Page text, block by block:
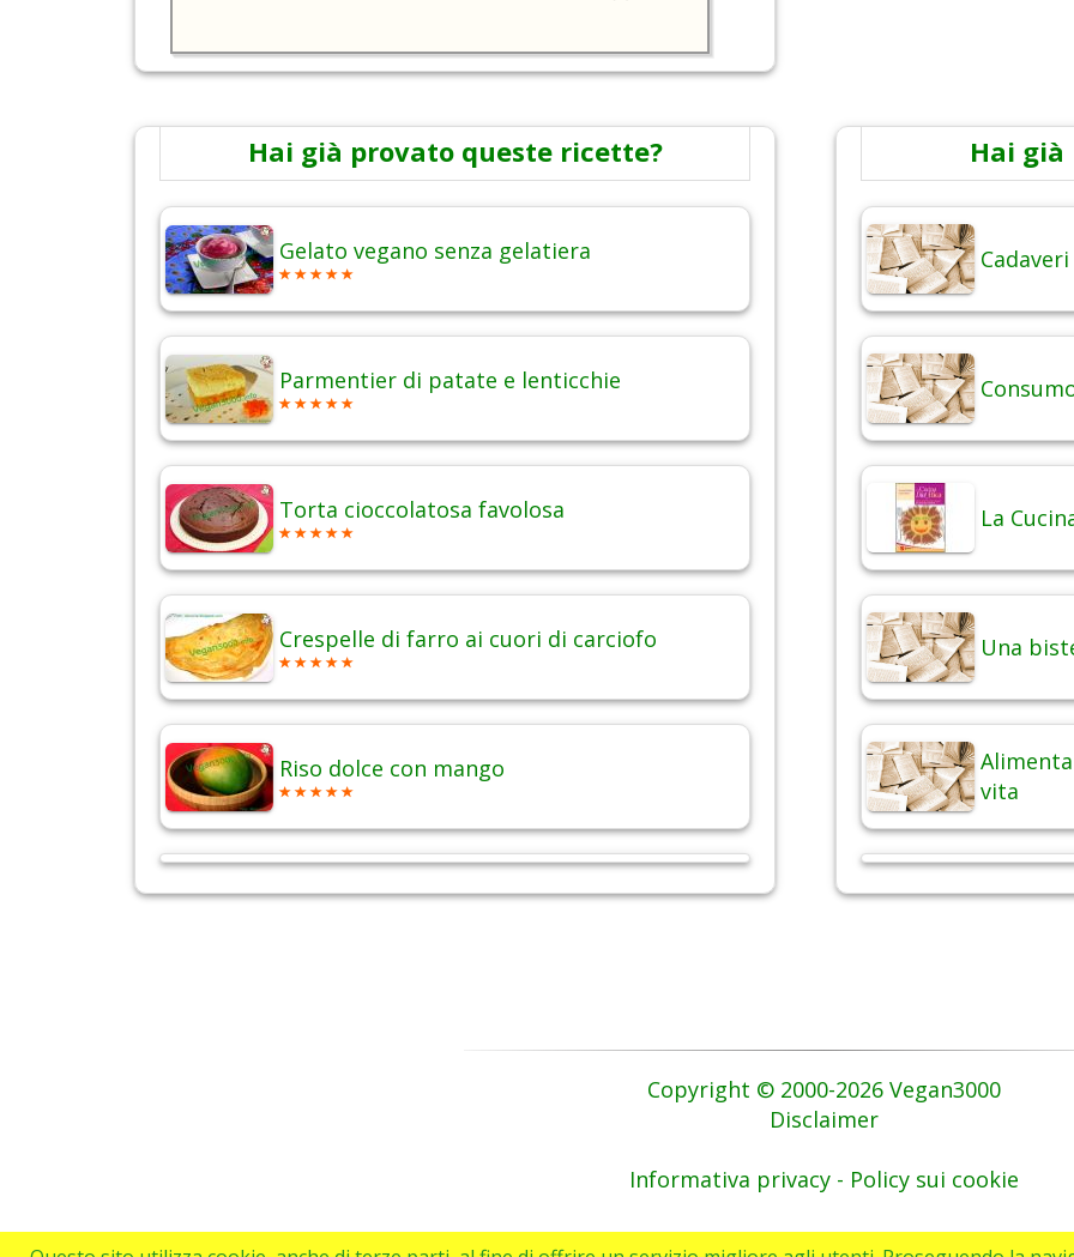
Hai già provato queste ricette?
Gelato vegano senza gelatiera
Parmentier di patate e lenticchie
Torta cioccolatosa favolosa
Crespelle di farro ai cuori di carciofo
Riso dolce con mango
Hai
La
Una
vita
Copyright © 2000-2026 Vegan3000
Disclaimer
Informativa privacy - Policy sui cookie